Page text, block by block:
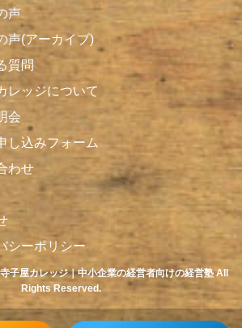
声
声(アーカイブ)
質問
レッジについて
会
し込みフォーム
わせ
シーポリシー
子屋カレッジ｜中小企業の経営者向けの経営塾 All
Rights Reserved.